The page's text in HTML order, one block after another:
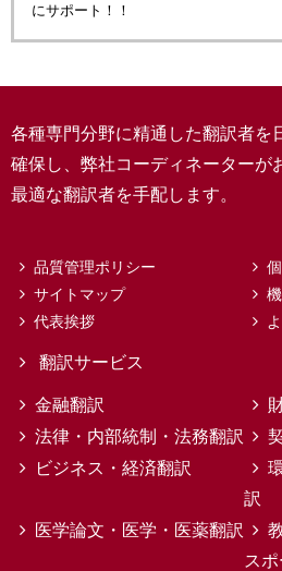
にサポート！！
各種専門分野に精通した翻訳者を
確保し、弊社コーディネーターが
最適な翻訳者を手配します。
品質管理ポリシー
サイトマップ
代表挨拶
翻訳サービス
金融翻訳
法律・内部統制・法務翻訳
ビジネス・経済翻訳
訳
医学論文・医学・医薬翻訳
ス